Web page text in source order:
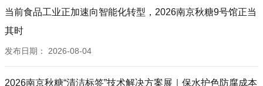
当前食品工业正加速向智能化转型，2026南京秋糖9号馆正当
其时
发布日期： 2026-08-04
2026南京秋糖“清洁标签”技术解决方案展｜保水护色防腐成本